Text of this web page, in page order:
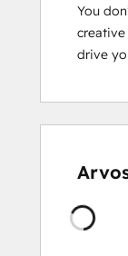
You
drive
Ladataan